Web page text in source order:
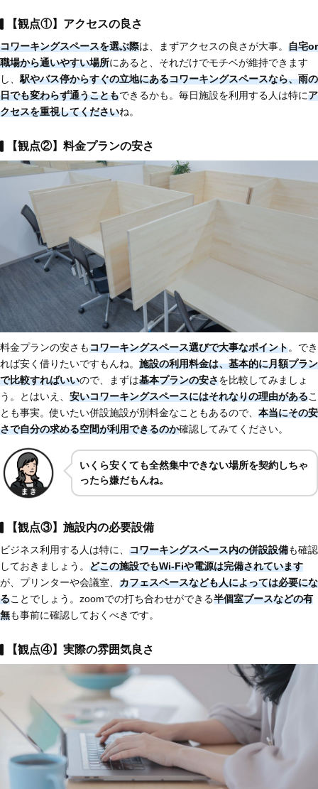
【観点①】アクセスの良さ
コワーキングスペースを選ぶ際は、まずアクセスの良さが大事。 自宅or
職場から通いやすい場所にあると、それだけでモチベが維持できます
し、 駅やバス停からすぐの立地にあるコワーキングスペースなら、雨の
日でも変わらず通うこともできるかも。毎日施設を利用する人は特にア
クセスを重視してくださいね。
【観点②】料金プランの安さ
料金プランの安さもコワーキングスペース選びで大事なポイント。でき
れば安く借りたいですもんね。 施設の利用料金は、基本的に月額プラン
で比較すればいいので、まずは基本プランの安さを比較してみましょ
う。とはいえ、 安いコワーキングスペースにはそれなりの理由があるこ
とも事実。使いたい併設施設が別料金なこともあるので、 本当にその安
さで自分の求める空間が利用できるのか確認してみてください。
いくら安くても全然集中できない場所を契約しちゃ
ったら嫌だもんね。
【観点③】施設内の必要設備
ビジネス利用する人は特に、 コワーキングスペース内の併設設備も確認
しておきましょう。 どこの施設でもWi-Fiや電源は完備されています
が、プリンターや会議室、 カフェスペースなども人によっては必要にな
ることでしょう。zoomでの打ち合わせができる半個室ブースなどの有
無も事前に確認しておくべきです。
【観点④】実際の雰囲気良さ